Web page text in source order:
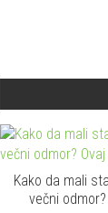
Kako da mali
večni